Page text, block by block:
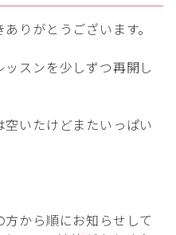
りがとうございます。
スンを少しずつ再開し
いたけどまたいっぱい
から順にお知らせして